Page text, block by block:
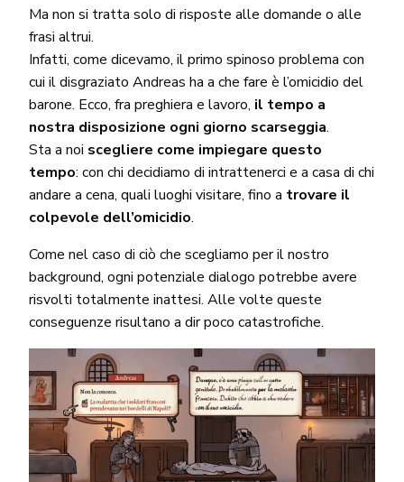
Ma non si tratta solo di risposte alle domande o alle
frasi altrui.
Infatti, come dicevamo, il primo spinoso problema con
cui il disgraziato Andreas ha a che fare è l’omicidio del
barone. Ecco, fra preghiera e lavoro, il tempo a
nostra disposizione ogni giorno scarseggia.
Sta a noi scegliere come impiegare questo
tempo: con chi decidiamo di intrattenerci e a casa di chi
andare a cena, quali luoghi visitare, fino a trovare il
colpevole dell’omicidio.
Come nel caso di ciò che scegliamo per il nostro
background, ogni potenziale dialogo potrebbe avere
risvolti totalmente inattesi. Alle volte queste
conseguenze risultano a dir poco catastrofiche.